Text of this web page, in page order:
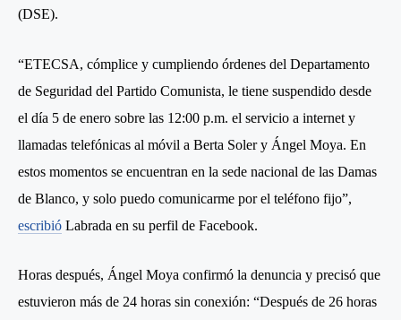
(DSE).
“ETECSA, cómplice y cumpliendo órdenes del Departamento
de Seguridad del Partido Comunista, le tiene suspendido desde
el día 5 de enero sobre las 12:00 p.m. el servicio a internet y
llamadas telefónicas al móvil a Berta Soler y Ángel Moya. En
estos momentos se encuentran en la sede nacional de las Damas
de Blanco, y solo puedo comunicarme por el teléfono fijo”,
escribió Labrada en su perfil de Facebook.
Horas después, Ángel Moya confirmó la denuncia y precisó que
estuvieron más de 24 horas sin conexión: “Después de 26 horas